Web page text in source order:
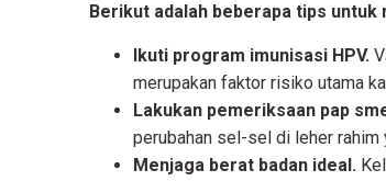
Berikut adalah beberapa tips
Ikuti program imunisasi HPV.
merupakan faktor risiko utama
Lakukan pemeriksaan pap
perubahan sel-sel di leher
Menjaga berat badan ideal.